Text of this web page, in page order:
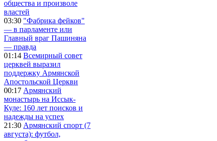
общества и произволе
властей
03:30 "Фабрика фейков"
— в парламенте или
Главный враг Пашиняна
— правда
01:14 Всемирный совет
церквей выразил
поддержку Армянской
Апостольской Церкви
00:17 Армянский
монастырь на Иссык-
Куле: 160 лет поисков и
надежды на успех
21:30 Армянский спорт (7
августа): футбол,